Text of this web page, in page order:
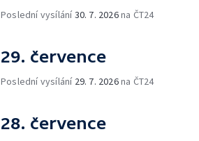
Poslední vysílání30. 7. 2026na ČT24
29. července
Poslední vysílání 29. 7. 2026na ČT24
28. července